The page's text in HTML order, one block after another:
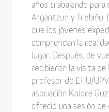
años trabajando para
Argantzun y Trebiñu.
que los jóvenes
comprendan la
lugar. Después, de
recibieron la visita de
profesor de EHU/
asociación Kolore
ofreció una sesión de